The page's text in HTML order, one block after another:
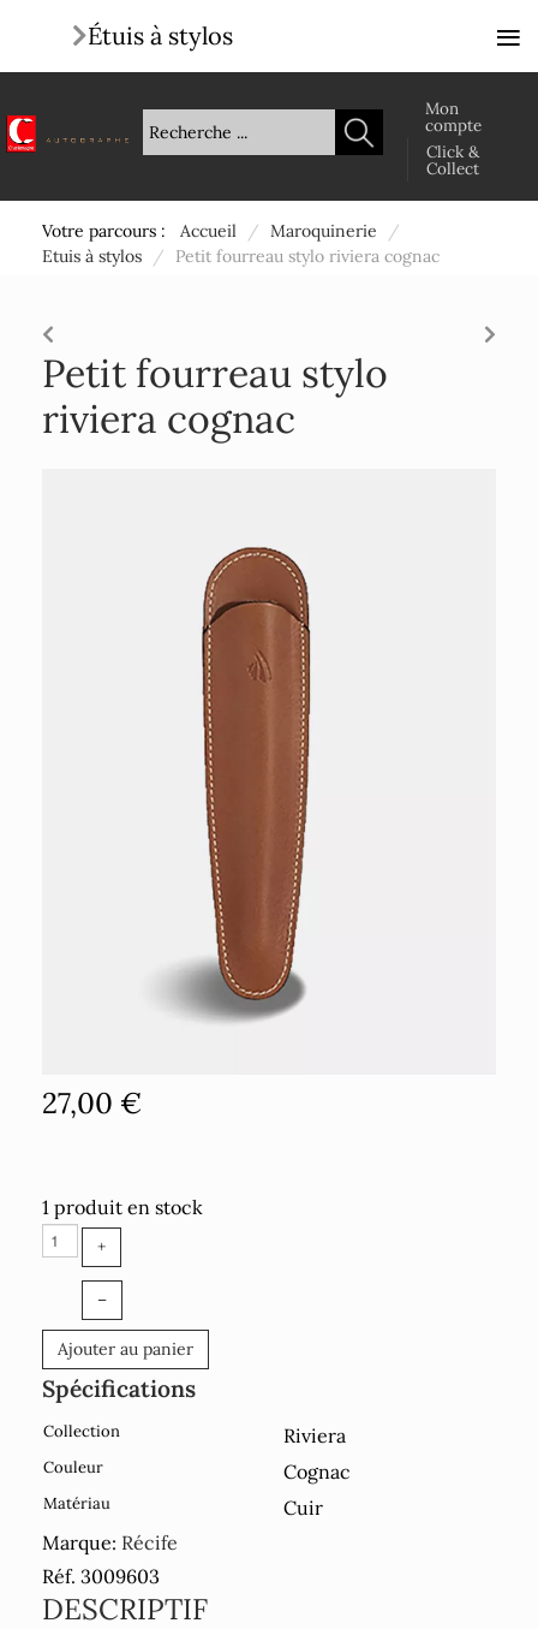
Mon
compte
Click &
Collect
Votre parcours : Accueil / Maroquinerie
/
Etuis à stylos
/ Petit fourreau stylo riviera cognac
Petit fourreau stylo
riviera cognac
27,00 €
1 produit en stock
+
–
Ajouter au panier
Spécifications
Collection Riviera
Couleur Cognac
Matériau
Cuir
Marque: Récife
Réf. 3009603
DESCRIPTIF
Étuis à stylos ≡